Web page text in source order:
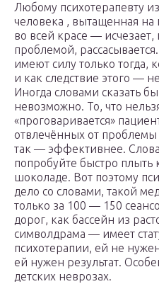
Любому психотерапевту
человека , вытащенная на
во всей красе — исчезает,
проблемой,
имеют силу только тогда,
и как следствие этого —
Иногда словами сказать
невозможно. То, что
«проговаривается»
отвлечённых от
так — эффективнее.
попробуйте быстро плыть
шоколаде. Вот поэтому
дело со словами, такой
только за 100 — 150
дорог, как бассейн из
символдрама — имеет
психотерапии, ей не
ей нужен результат.
детских неврозах.